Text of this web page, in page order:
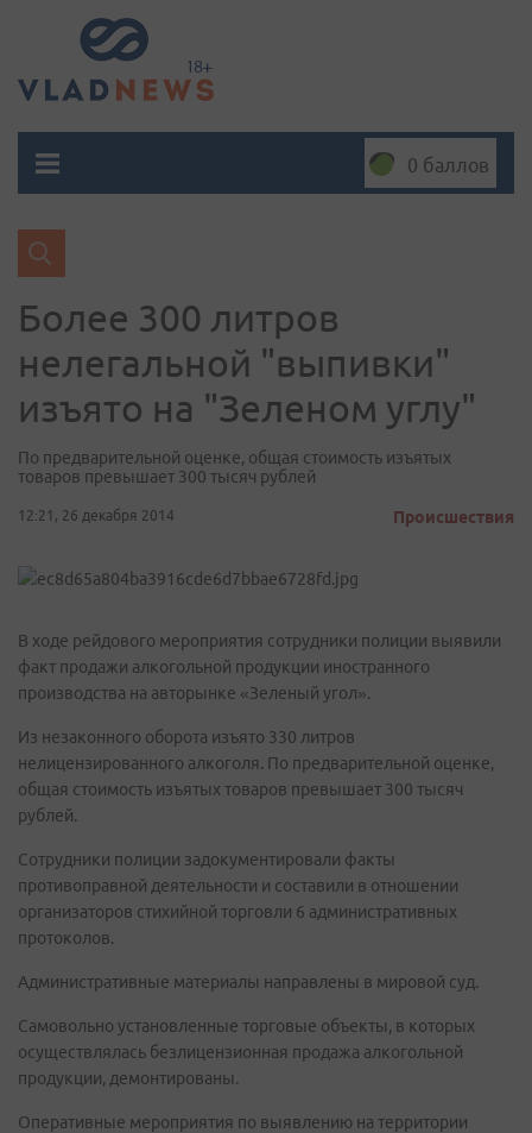
0 баллов
Более 300 литров
нелегальной "выпивки"
изъято на "Зеленом углу"
По предварительной оценке, общая стоимость изъятых
товаров превышает 300 тысяч рублей
12:21, 26 декабря 2014 Происшествия
В ходе рейдового мероприятия сотрудники полиции выявили
факт продажи алкогольной продукции иностранного
производства на авторынке «Зеленый угол».
Из незаконного оборота изъято 330 литров
нелицензированного алкоголя. По предварительной оценке,
общая стоимость изъятых товаров превышает 300 тысяч
рублей.
Сотрудники полиции задокументировали факты
противоправной деятельности и составили в отношении
организаторов стихийной торговли 6 административных
протоколов.
Административные материалы направлены в мировой суд.
Самовольно установленные торговые объекты, в которых
осуществлялась безлицензионная продажа алкогольной
продукции, демонтированы.
Оперативные мероприятия по выявлению на территории